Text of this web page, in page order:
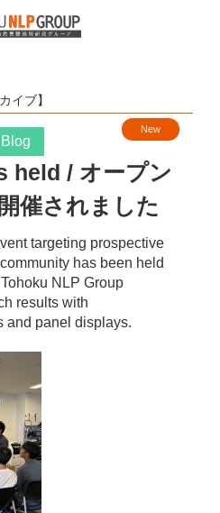
イブ】
Blog
held / オープン
催されました
New
targeting prospective
has been held
NLP Group
results with
and panel displays.